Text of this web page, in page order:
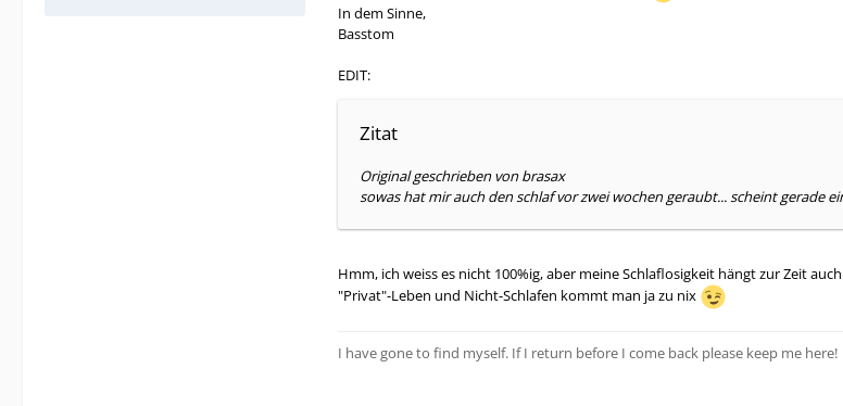
In dem Sinne,
Basstom
EDIT:
Zitat
Original geschrieben von brasax
sowas hat mir auch den schlaf vor zwei wochen geraubt... scheint gerade
Hmm, ich weiss es nicht 100%ig, aber meine Schlaflosigkeit hängt zur Zeit
"Privat"-Leben und Nicht-Schlafen kommt man ja zu nix
I have gone to find myself. If I return before I come back please keep me here!